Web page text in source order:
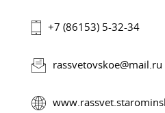
+7 (86153) 5-32-34
rassvetovskoe@mail.ru